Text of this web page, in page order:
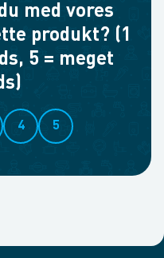
med vores
produkt? (1
5 = meget
4 5